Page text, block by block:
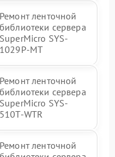
Ремонт ленточной
библиотеки сервера
SuperMicro SYS-
1029P-MT
Ремонт ленточной
библиотеки сервера
SuperMicro SYS-
510T-WTR
Ремонт ленточной